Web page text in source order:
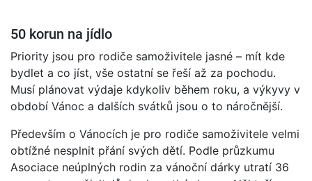
50 korun na jídlo
Priority jsou pro rodiče samoživitele jasné – mít kde
bydlet a co jíst, vše ostatní se řeší až za pochodu.
Musí plánovat výdaje kdykoliv během roku, a výkyvy v
období Vánoc a dalších svátků jsou o to náročnější.
Především o Vánocích je pro rodiče samoživitele velmi
obtížné nesplnit přání svých dětí. Podle průzkumu
Asociace neúplných rodin za vánoční dárky utratí 36